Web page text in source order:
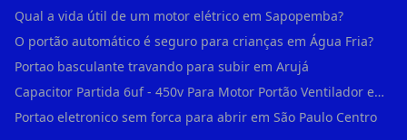
Qual a vida útil de um motor elétrico em Sapopemba?
O portão automático é seguro para crianças em Água Fria?
Portao basculante travando para subir em Arujá
Capacitor Partida 6uf - 450v Para Motor Portão Ventilador em Vila Madalena
Portao eletronico sem forca para abrir em São Paulo Centro